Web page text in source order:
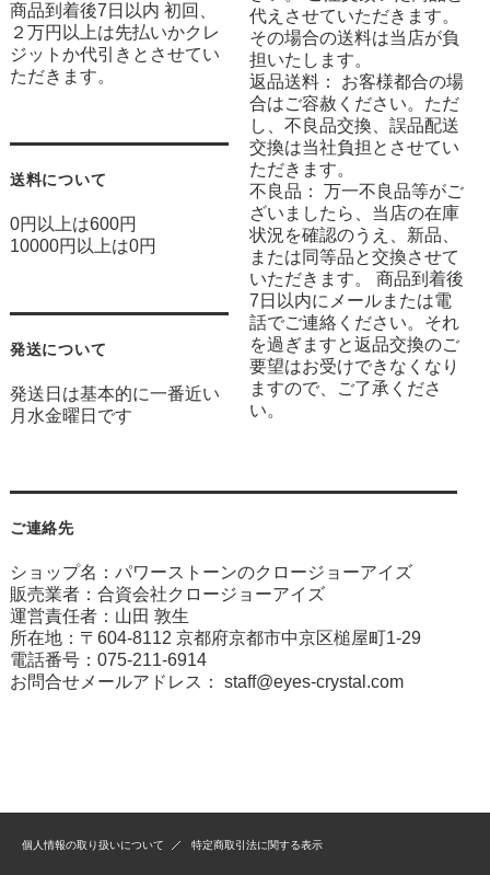
商品到着後7日以内 初回、
２万円以上は先払いかクレ
ジットか代引きとさせてい
ただきます。
送料について
0円以上は600円
10000円以上は0円
発送について
発送日は基本的に一番近い
月水金曜日です
代えさせていただきます。
その場合の送料は当店が負
担いたします。
返品送料： お客様都合の場
合はご容赦ください。ただ
し、不良品交換、誤品配送
交換は当社負担とさせてい
ただきます。
不良品： 万一不良品等がご
ざいましたら、当店の在庫
状況を確認のうえ、新品、
または同等品と交換させて
いただきます。 商品到着後
7日以内にメールまたは電
話でご連絡ください。それ
を過ぎますと返品交換のご
要望はお受けできなくなり
ますので、ご了承くださ
い。
ご連絡先
ショップ名：パワーストーンのクロージョーアイズ
販売業者：合資会社クロージョーアイズ
運営責任者：山田 敦生
所在地：〒604-8112 京都府京都市中京区槌屋町1-29
電話番号：075-211-6914
お問合せメールアドレス： staff@eyes-crystal.com
個人情報の取り扱いについて 特定商取引法に関する表示